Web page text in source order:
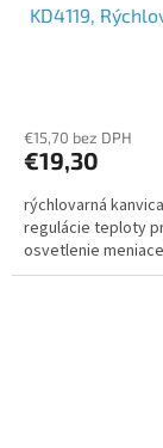
KD4119,
€15,70 bez DPH
€19,30
rýchlovarná
regulácie teploty
osvetlenie